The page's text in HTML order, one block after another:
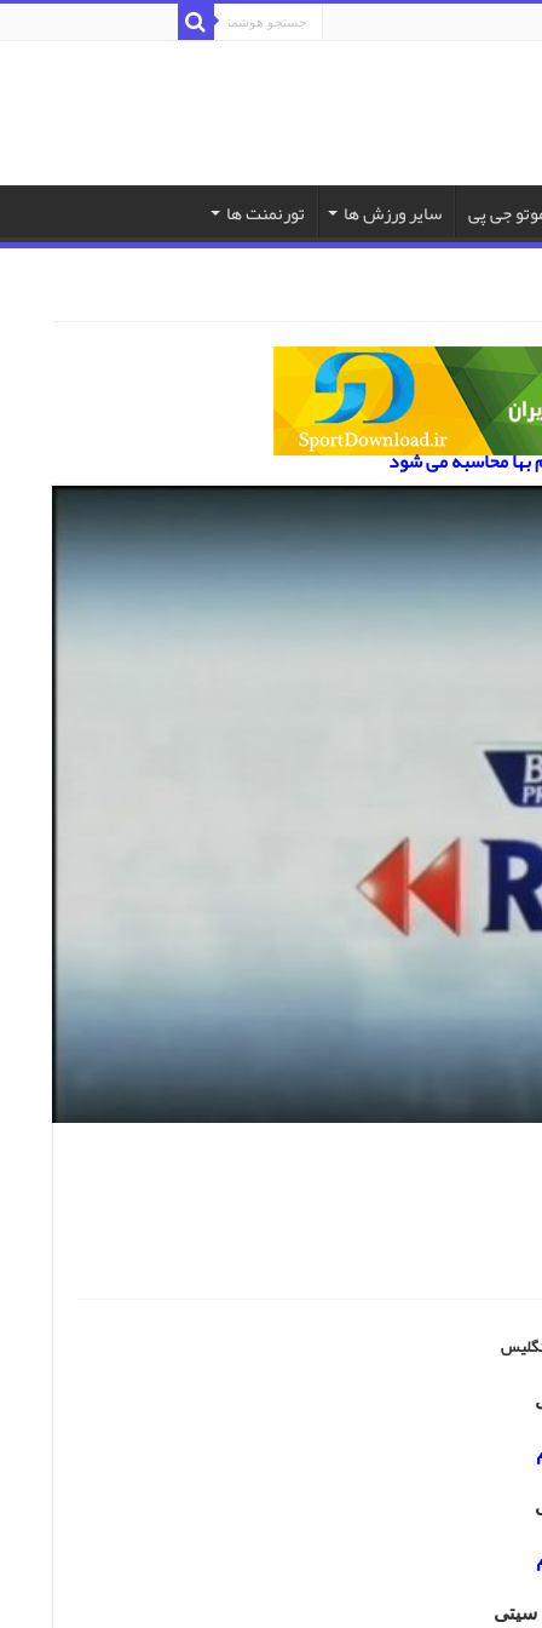
جی پی سایر ورزش ها تورنمنت ها
بها محاسبه می شود